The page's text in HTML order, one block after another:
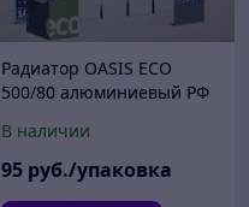
Радиатор OASIS ECO
500/80 алюминиевый РФ
В наличии
95 руб./упаковка